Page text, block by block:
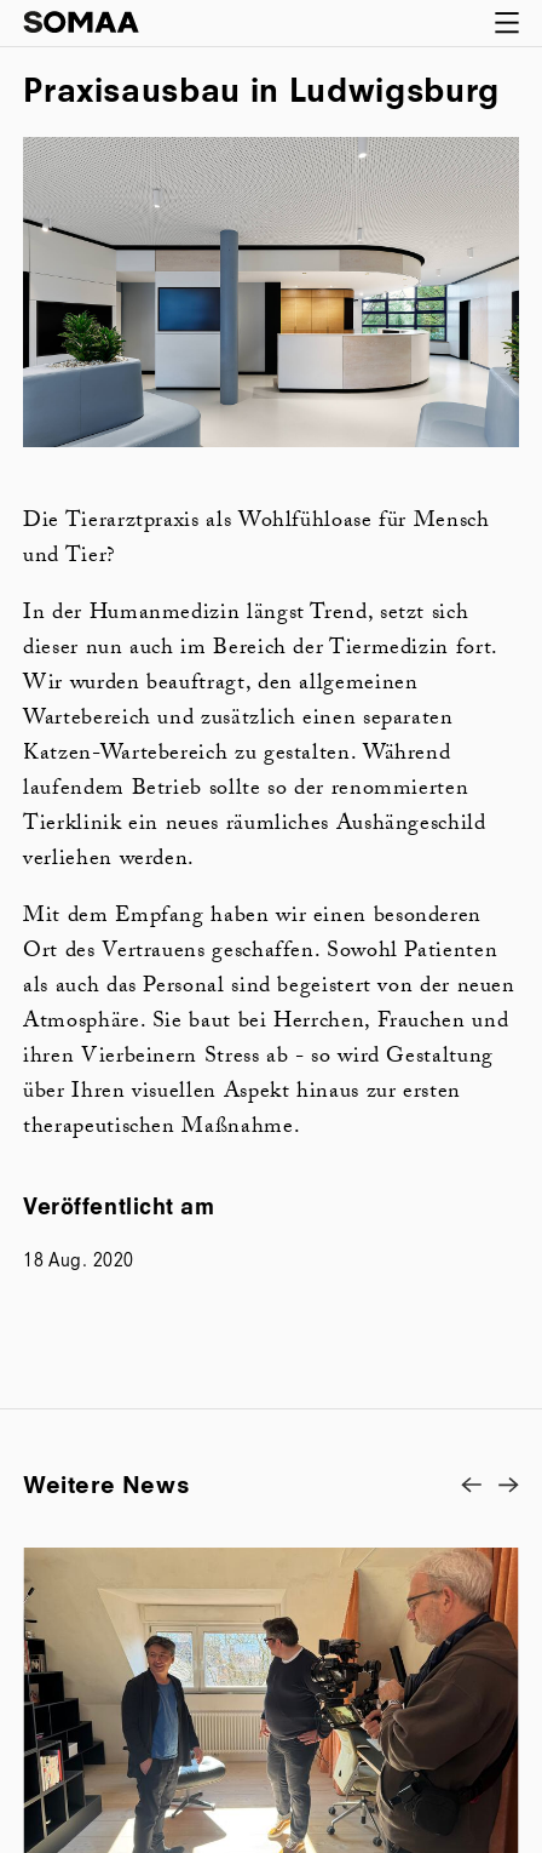
Praxisausbau in Ludwigsburg
Die Tierarztpraxis als Wohlfühloase für Mensch
und Tier?
In der Humanmedizin längst Trend, setzt sich
dieser nun auch im Bereich der Tiermedizin fort.
Wir wurden beauftragt, den allgemeinen
Wartebereich und zusätzlich einen separaten
Katzen-Wartebereich zu gestalten. Während
laufendem Betrieb sollte so der renommierten
Tierklinik ein neues räumliches Aushängeschild
verliehen werden.
Mit dem Empfang haben wir einen besonderen
Ort des Vertrauens geschaffen. Sowohl Patienten
als auch das Personal sind begeistert von der neuen
Atmosphäre. Sie baut bei Herrchen, Frauchen und
ihren Vierbeinern Stress ab - so wird Gestaltung
über Ihren visuellen Aspekt hinaus zur ersten
therapeutischen Maßnahme.
Veröffentlicht am
18 Aug. 2020
Weitere News